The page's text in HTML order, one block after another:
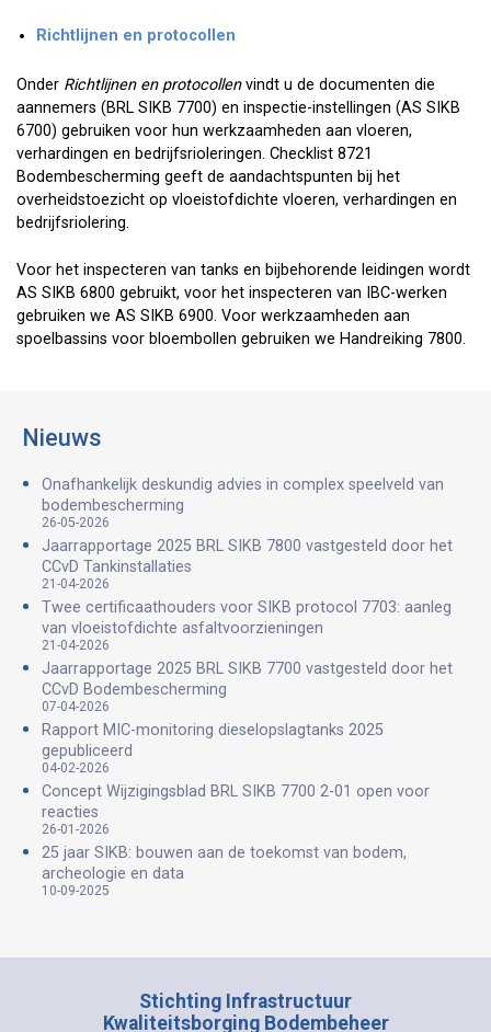
Richtlijnen en protocollen
Onder Richtlijnen en protocollenvindt u de documenten die
aannemers (BRL SIKB 7700) en inspectie-instellingen (AS SIKB
6700) gebruiken voor hun werkzaamheden aan vloeren,
verhardingen en bedrijfsrioleringen. Checklist 8721
Bodembescherming geeft de aandachtspunten bij het
overheidstoezicht op vloeistofdichte vloeren, verhardingen en
bedrijfsriolering.
Voor het inspecteren van tanks en bijbehorende leidingen wordt
AS SIKB 6800 gebruikt, voor het inspecteren van IBC-werken
gebruiken we AS SIKB 6900. Voor werkzaamheden aan
spoelbassins voor bloembollen gebruiken we Handreiking 7800.
Nieuws
Onafhankelijk deskundig advies in complex speelveld van
bodembescherming
26-05-2026
Jaarrapportage 2025 BRL SIKB 7800 vastgesteld door het
CCvD Tankinstallaties
21-04-2026
Twee certificaathouders voor SIKB protocol 7703: aanleg
van vloeistofdichte asfaltvoorzieningen
21-04-2026
Jaarrapportage 2025 BRL SIKB 7700 vastgesteld door het
CCvD Bodembescherming
07-04-2026
Rapport MIC-monitoring dieselopslagtanks 2025
gepubliceerd
04-02-2026
Concept Wijzigingsblad BRL SIKB 7700 2-01 open voor
reacties
26-01-2026
25 jaar SIKB: bouwen aan de toekomst van bodem,
archeologie en data
10-09-2025
Stichting Infrastructuur
Kwaliteitsborging Bodembeheer